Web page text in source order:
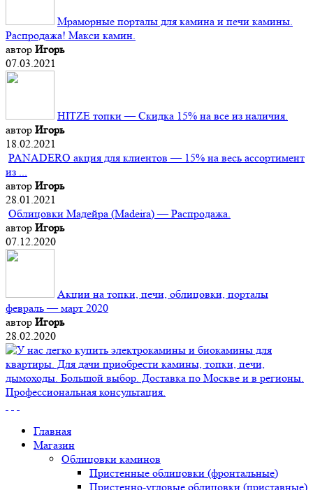
Мраморные порталы для камина и печи камины.
Распродажа! Макси камин.
автор Игорь
07.03.2021
HITZE топки — Скидка 15% на все из наличия.
автор Игорь
18.02.2021
PANADERO акция для клиентов — 15% на весь ассортимент
из ...
автор Игорь
28.01.2021
Облицовки Мадейра (Мadeira) — Распродажа.
автор Игорь
07.12.2020
Акции на топки, печи, облицовки, порталы
февраль — март 2020
автор Игорь
28.02.2020
Главная
Магазин
Облицовки каминов
Пристенные облицовки (фронтальные)
Пристенно-угловые облицовки (приставные)